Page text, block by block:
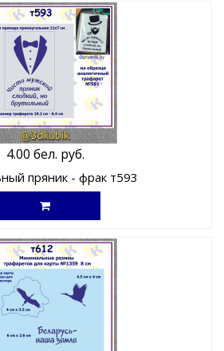
4.00 бел. руб.
пряник - фрак т593